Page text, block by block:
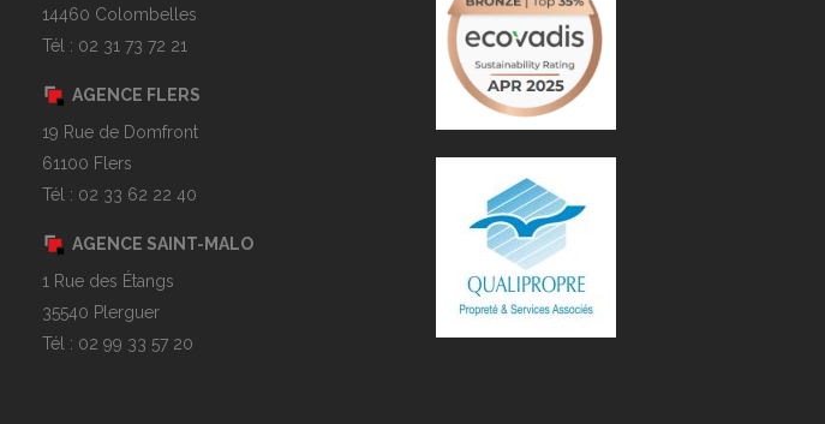
14460 Colombelles
Tél : 02 31 73 72 21
AGENCE FLERS
19 Rue de Domfront
61100 Flers
Tél : 02 33 62 22 40
AGENCE SAINT-MALO
1 Rue des Étangs
35540 Plerguer
Tél : 02 99 33 57 20